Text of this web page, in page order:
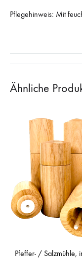
Pflegehinweis: Mit
Ähnliche
Pfeffer- / Salzmühle,